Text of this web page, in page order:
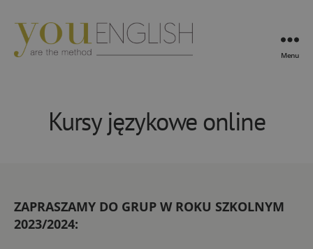
Menu
Kursy językowe online
ZAPRASZAMY DO GRUP W ROKU SZKOLNYM
2023/2024: